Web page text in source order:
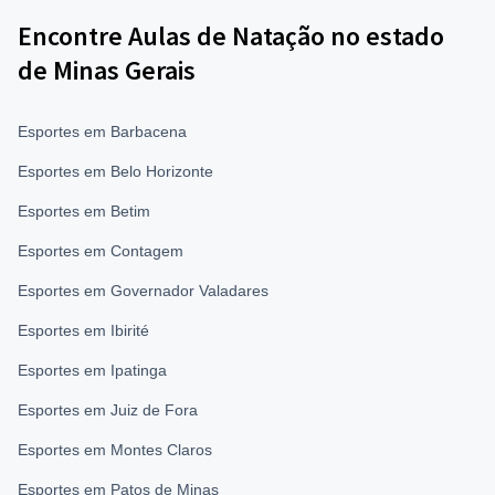
Encontre Aulas de Natação no estado
de Minas Gerais
Esportes em Barbacena
Esportes em Belo Horizonte
Esportes em Betim
Esportes em Contagem
Esportes em Governador Valadares
Esportes em Ibirité
Esportes em Ipatinga
Esportes em Juiz de Fora
Esportes em Montes Claros
Esportes em Patos de Minas